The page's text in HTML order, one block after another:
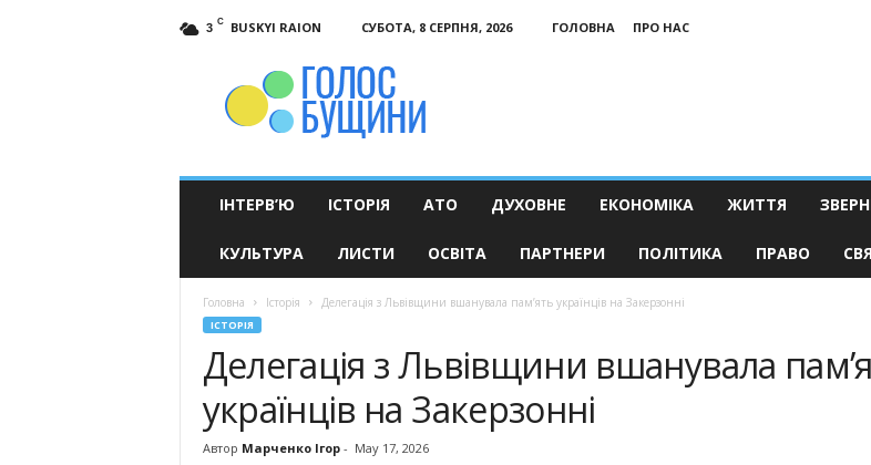
3 C BUSKYI RAION СУБОТА, 8 СЕРПНЯ, 2026 ГОЛОВНА
ПРО НАС
ІНТЕРВ’Ю ІСТОРІЯ АТО ДУХОВНЕ ЕКОНОМІКА ЖИТТЯ
КУЛЬТУРА ЛИСТИ ОСВІТА ПАРТНЕРИ ПОЛІТИКА ПРАВО
Головна Історія Делегація з Львівщини вшанувала пам’ять українців на Закерзонні
ІСТОРІЯ
Делегація з Львівщини вшанувала
українців на Закерзонні
Автор Марченко Ігор- May 17, 2026